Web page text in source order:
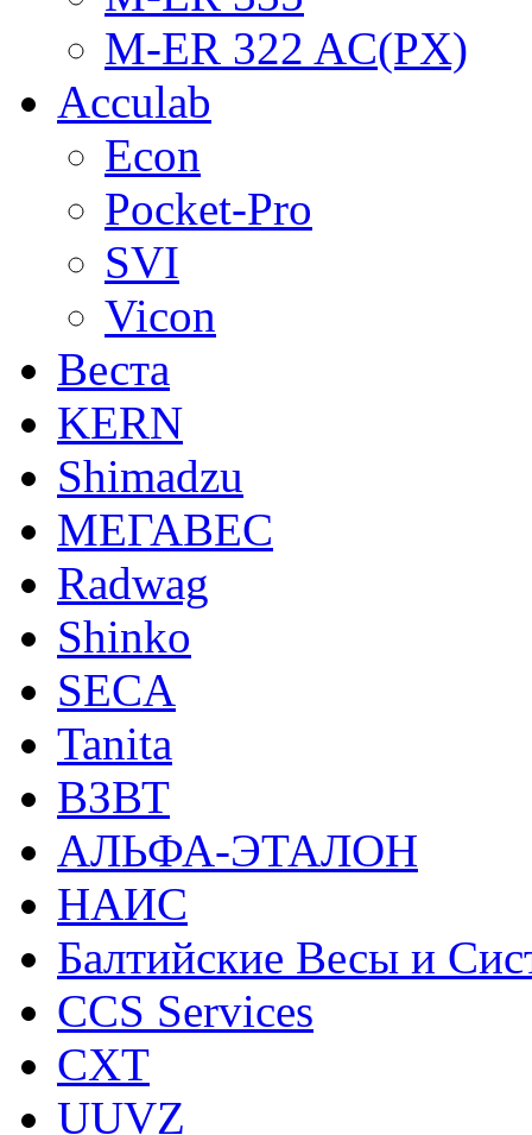
M-ER 322 AC(PX)
Acculab
Econ
Pocket-Pro
SVI
Vicon
Веста
KERN
Shimadzu
МЕГАВЕС
Radwag
Shinko
SECA
Tanita
ВЗВТ
АЛЬФА-ЭТАЛОН
НАИС
Балтийские Весы и
CCS Services
CXT
UUVZ